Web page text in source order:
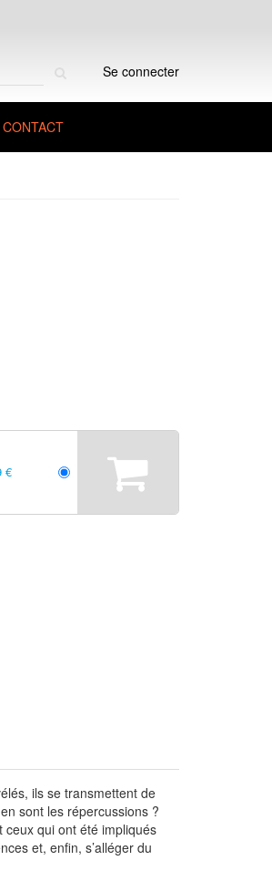
Se connecter
CONTACT
€
ils se transmettent de
sont les répercussions ?
qui ont été impliqués
et, enfin, s’alléger du